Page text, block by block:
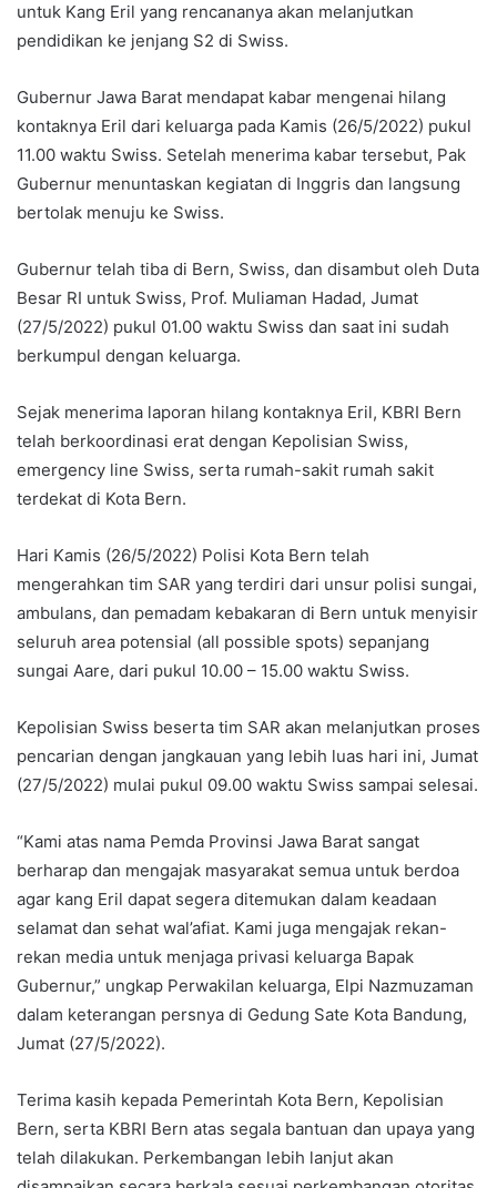
untuk Kang Eril yang rencananya akan melanjutkan
pendidikan ke jenjang S2 di Swiss.
Gubernur Jawa Barat mendapat kabar mengenai hilang
kontaknya Eril dari keluarga pada Kamis (26/5/2022) pukul
11.00 waktu Swiss. Setelah menerima kabar tersebut, Pak
Gubernur menuntaskan kegiatan di Inggris dan langsung
bertolak menuju ke Swiss.
Gubernur telah tiba di Bern, Swiss, dan disambut oleh Duta
Besar RI untuk Swiss, Prof. Muliaman Hadad, Jumat
(27/5/2022) pukul 01.00 waktu Swiss dan saat ini sudah
berkumpul dengan keluarga.
Sejak menerima laporan hilang kontaknya Eril, KBRI Bern
telah berkoordinasi erat dengan Kepolisian Swiss,
emergency line Swiss, serta rumah-sakit rumah sakit
terdekat di Kota Bern.
Hari Kamis (26/5/2022) Polisi Kota Bern telah
mengerahkan tim SAR yang terdiri dari unsur polisi sungai,
ambulans, dan pemadam kebakaran di Bern untuk menyisir
seluruh area potensial (all possible spots) sepanjang
sungai Aare, dari pukul 10.00 – 15.00 waktu Swiss.
Kepolisian Swiss beserta tim SAR akan melanjutkan proses
pencarian dengan jangkauan yang lebih luas hari ini, Jumat
(27/5/2022) mulai pukul 09.00 waktu Swiss sampai selesai.
“Kami atas nama Pemda Provinsi Jawa Barat sangat
berharap dan mengajak masyarakat semua untuk berdoa
agar kang Eril dapat segera ditemukan dalam keadaan
selamat dan sehat wal’afiat. Kami juga mengajak rekan-
rekan media untuk menjaga privasi keluarga Bapak
Gubernur,” ungkap Perwakilan keluarga, Elpi Nazmuzaman
dalam keterangan persnya di Gedung Sate Kota Bandung,
Jumat (27/5/2022).
Terima kasih kepada Pemerintah Kota Bern, Kepolisian
Bern, serta KBRI Bern atas segala bantuan dan upaya yang
telah dilakukan. Perkembangan lebih lanjut akan